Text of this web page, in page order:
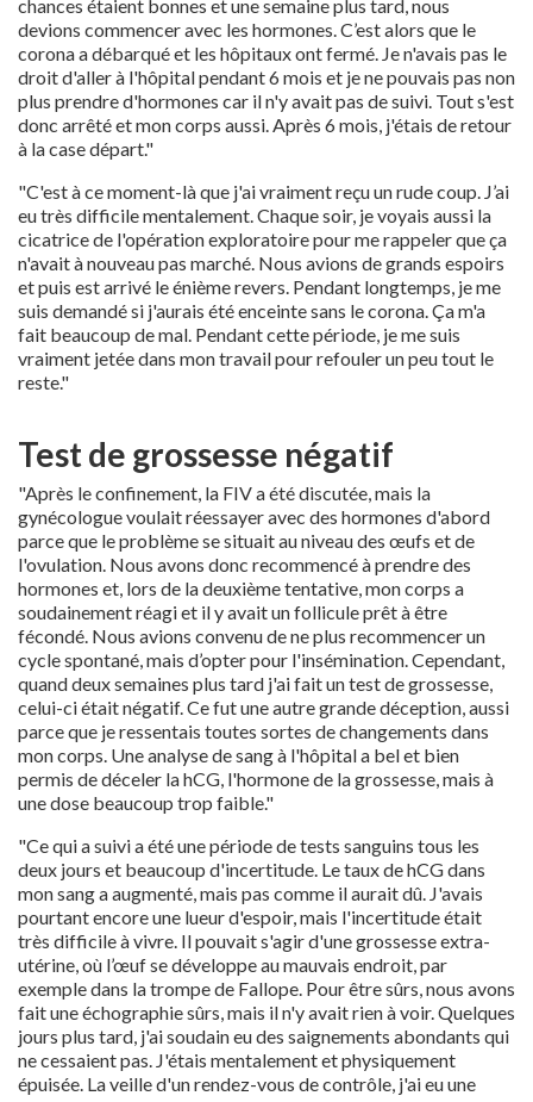
chances étaient bonnes et une semaine plus tard, nous
devions commencer avec les hormones. C’est alors que le
corona a débarqué et les hôpitaux ont fermé. Je n'avais pas le
droit d'aller à l'hôpital pendant 6 mois et je ne pouvais pas non
plus prendre d'hormones car il n'y avait pas de suivi. Tout s'est
donc arrêté et mon corps aussi. Après 6 mois, j'étais de retour
à la case départ."
"C'est à ce moment-là que j'ai vraiment reçu un rude coup. J’ai
eu très difficile mentalement. Chaque soir, je voyais aussi la
cicatrice de l'opération exploratoire pour me rappeler que ça
n'avait à nouveau pas marché. Nous avions de grands espoirs
et puis est arrivé le énième revers. Pendant longtemps, je me
suis demandé si j'aurais été enceinte sans le corona. Ça m'a
fait beaucoup de mal. Pendant cette période, je me suis
vraiment jetée dans mon travail pour refouler un peu tout le
reste."
Test de grossesse négatif
"Après le confinement, la FIV a été discutée, mais la
gynécologue voulait réessayer avec des hormones d'abord
parce que le problème se situait au niveau des œufs et de
l'ovulation. Nous avons donc recommencé à prendre des
hormones et, lors de la deuxième tentative, mon corps a
soudainement réagi et il y avait un follicule prêt à être
fécondé. Nous avions convenu de ne plus recommencer un
cycle spontané, mais d’opter pour l'insémination. Cependant,
quand deux semaines plus tard j'ai fait un test de grossesse,
celui-ci était négatif. Ce fut une autre grande déception, aussi
parce que je ressentais toutes sortes de changements dans
mon corps. Une analyse de sang à l'hôpital a bel et bien
permis de déceler la hCG, l'hormone de la grossesse, mais à
une dose beaucoup trop faible."
"Ce qui a suivi a été une période de tests sanguins tous les
deux jours et beaucoup d'incertitude. Le taux de hCG dans
mon sang a augmenté, mais pas comme il aurait dû. J'avais
pourtant encore une lueur d'espoir, mais l'incertitude était
très difficile à vivre. Il pouvait s'agir d'une grossesse extra-
utérine, où l’œuf se développe au mauvais endroit, par
exemple dans la trompe de Fallope. Pour être sûrs, nous avons
fait une échographie sûrs, mais il n'y avait rien à voir. Quelques
jours plus tard, j'ai soudain eu des saignements abondants qui
ne cessaient pas. J'étais mentalement et physiquement
épuisée. La veille d'un rendez-vous de contrôle, j'ai eu une